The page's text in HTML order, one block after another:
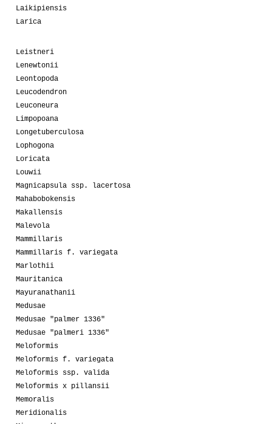
Laikipiensis
Larica
Leistneri
Lenewtonii
Leontopoda
Leucodendron
Leuconeura
Limpopoana
Longetuberculosa
Lophogona
Loricata
Louwii
Magnicapsula ssp. lacertosa
Mahabobokensis
Makallensis
Malevola
Mammillaris
Mammillaris f. variegata
Marlothii
Mauritanica
Mayuranathanii
Medusae
Medusae "palmer 1336"
Medusae "palmeri 1336"
Meloformis
Meloformis f. variegata
Meloformis ssp. valida
Meloformis x pillansii
Memoralis
Meridionalis